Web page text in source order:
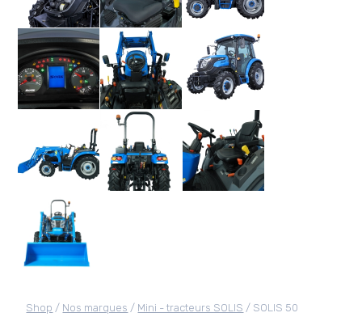
Shop / Nos marques / Mini - tracteurs SOLIS / SOLIS 50